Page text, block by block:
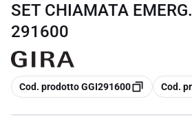
SET CHIAMATA
291600
copia
Cod. prodotto GGI291600 copia
Cod.